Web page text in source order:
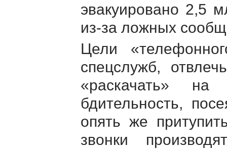
эвакуировано 2,5
из-заложных
Цели
спецслужб,
«раскачать» на
бдительность,
опять же
звонки